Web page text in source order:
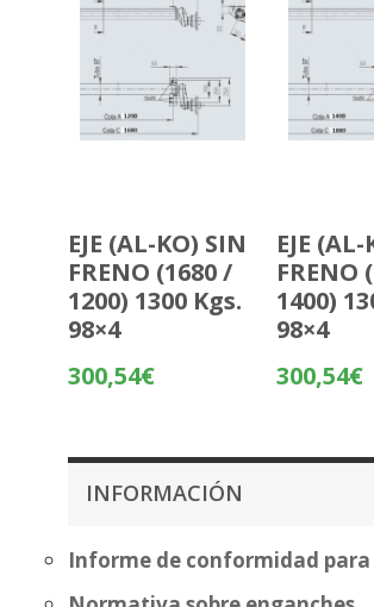
EJE (AL-KO) SIN
FRENO (1680 /
1200) 1300 Kgs.
98×4
300,54€
EJE
FRENO
1400)
98×4
300,54€
INFORMACIÓN
Informe de conformidad para